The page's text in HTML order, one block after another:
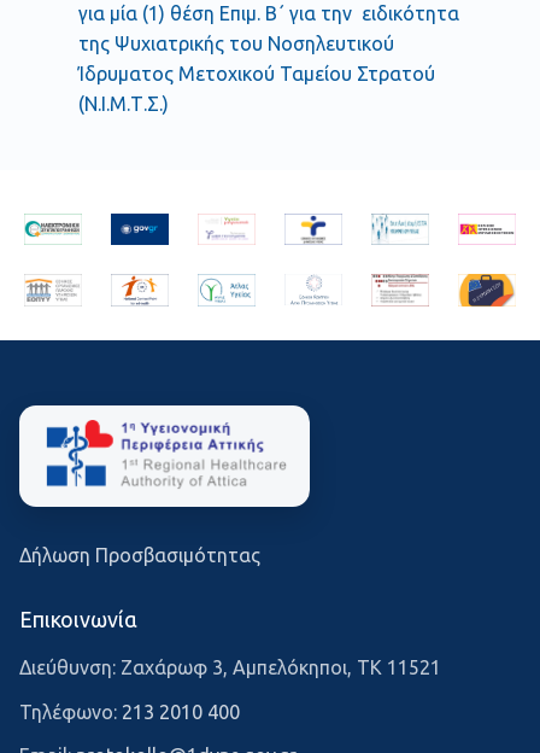
για μία (1) θέση Επιμ. Β΄ για την ειδικότητα
της Ψυχιατρικής του Νοσηλευτικού
Ίδρυματος Μετοχικού Ταμείου Στρατού
(Ν.Ι.Μ.Τ.Σ.)
Δήλωση Προσβασιμότητας
Επικοινωνία
Διεύθυνση: Ζαχάρωφ 3, Αμπελόκηποι, ΤΚ 11521
Τηλέφωνο: 213 2010 400